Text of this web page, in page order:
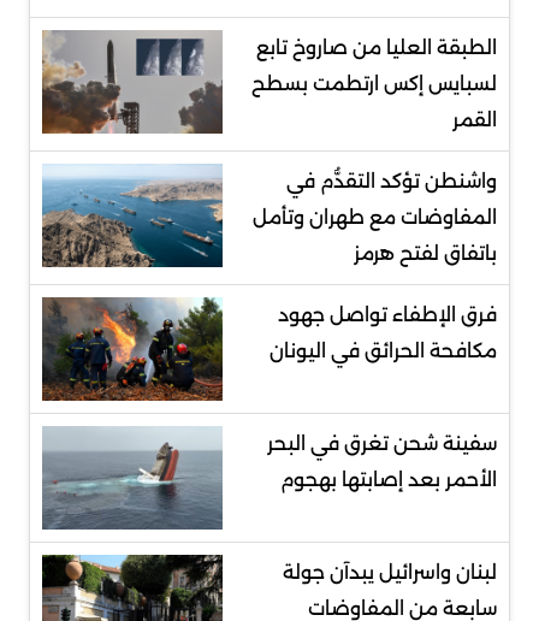
الطبقة العليا من صاروخ تابع
لسبايس إكس ارتطمت بسطح
القمر
واشنطن تؤكد التقدُّم في
المفاوضات مع طهران وتأمل
باتفاق لفتح هرمز
فرق الإطفاء تواصل جهود
مكافحة الحرائق في اليونان
سفينة شحن تغرق في البحر
الأحمر بعد إصابتها بهجوم
لبنان واسرائيل يبدآن جولة
سابعة من المفاوضات